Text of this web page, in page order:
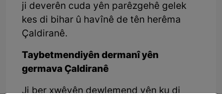
ji deverên cuda yên parêzgehê gelek
kes di bihar û havînê de tên herêma
Çaldiranê.
Taybetmendiyên dermanî yên
germava Çaldiranê
Ji ber xwêyên dewlemend yên ku di